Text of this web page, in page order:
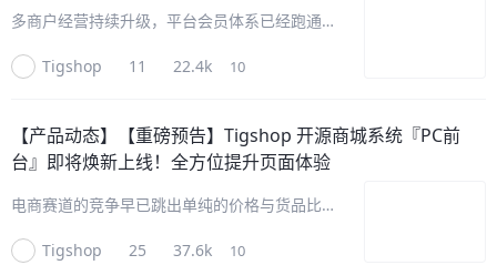
多商户经营持续升级，平台会员体系已经跑通全
属于自己的客户资产。『店铺会员』功能正是在
Tigshop 11 22.4k 10
【产品动态】
【重磅预告】Tigshop 开源商城系统『PC前
台』即将焕新上线！全方位提升页面体验
电商赛道的竞争早已跳出单纯的价格与货品比
为留住客户的关键分水岭。 还在为调整 PC 商
Tigshop 25 37.6k 10